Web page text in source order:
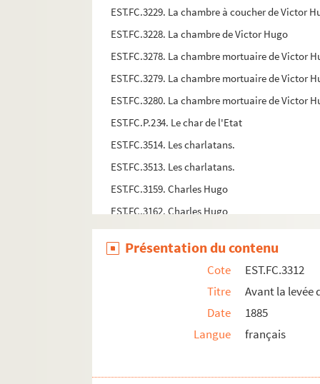
EST.FC.3229. La chambre à coucher de Victor
EST.FC.3228. La chambre de Victor Hugo
EST.FC.3278. La chambre mortuaire de Victor
EST.FC.3279. La chambre mortuaire de Victor
EST.FC.3280. La chambre mortuaire de Victor
EST.FC.P.234. Le char de l'Etat
EST.FC.3514. Les charlatans.
EST.FC.3513. Les charlatans.
EST.FC.3159. Charles Hugo
EST.FC.3162. Charles Hugo
EST.FC.3396. Condamné aux
EST.FC.3214. Conférence sur l'Exposition de
EST.FC.3315. Le corbillard passant devant
EST.FC.3216. Les coulisses du salon
EST.FC.3217. Les coulisses du salon
EST.FC.P.255. Les couronnes et les trophées
Présentation du contenu
Cote
EST.FC.3312
Titre
Avant la levée
Date
1885
Langue
français